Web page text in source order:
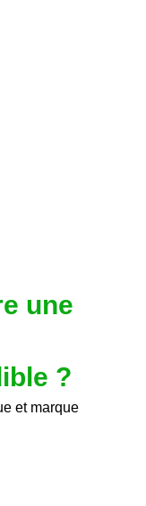
une
?
et marque